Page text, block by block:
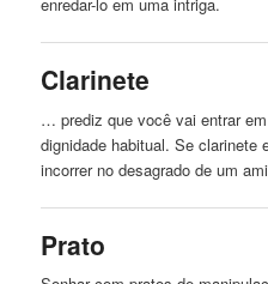
Clarinete
… prediz que você vai entrar
dignidade habitual. Se clarinete
incorrer no desagrado de um
Prato